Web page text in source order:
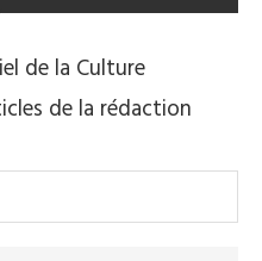
de la Culture
de la rédaction